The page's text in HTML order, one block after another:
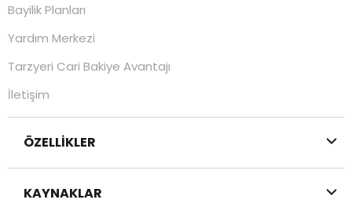
Bayilik Planları
Yardım Merkezi
Tarzyeri Cari Bakiye Avantajı
İletişim
ÖZELLİKLER
KAYNAKLAR